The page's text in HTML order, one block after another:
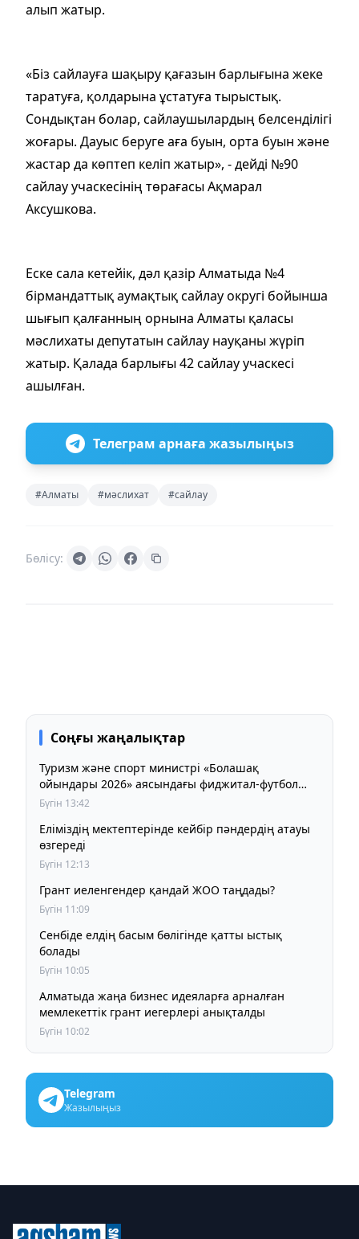
алып жатыр.
«Біз сайлауға шақыру қағазын барлығына жеке
таратуға, қолдарына ұстатуға тырыстық.
Сондықтан болар, сайлаушылардың белсенділігі
жоғары. Дауыс беруге аға буын, орта буын және
жастар да көптеп келіп жатыр», - дейді №90
сайлау учаскесінің төрағасы Ақмарал
Аксушкова.
Еске сала кетейік, дәл қазір Алматыда №4
бірмандаттық аумақтық сайлау округі бойынша
шығып қалғанның орнына Алматы қаласы
мәслихаты депутатын сайлау науқаны жүріп
жатыр. Қалада барлығы 42 сайлау учаскесі
ашылған.
Телеграм арнаға жазылыңыз
#Алматы #мәслихат #сайлау
Бөлісу:
Соңғы жаңалықтар
Туризм және спорт министрі «Болашақ
ойындары 2026» аясындағы фиджитал-футбол
жарысына қатысты
Бүгін 13:42
Еліміздің мектептерінде кейбір пәндердің атауы
өзгереді
Бүгін 12:13
Грант иеленгендер қандай ЖОО таңдады?
Бүгін 11:09
Сенбіде елдің басым бөлігінде қатты ыстық
болады
Бүгін 10:05
Алматыда жаңа бизнес идеяларға арналған
мемлекеттік грант иегерлері анықталды
Бүгін 10:02
Telegram
Жазылыңыз